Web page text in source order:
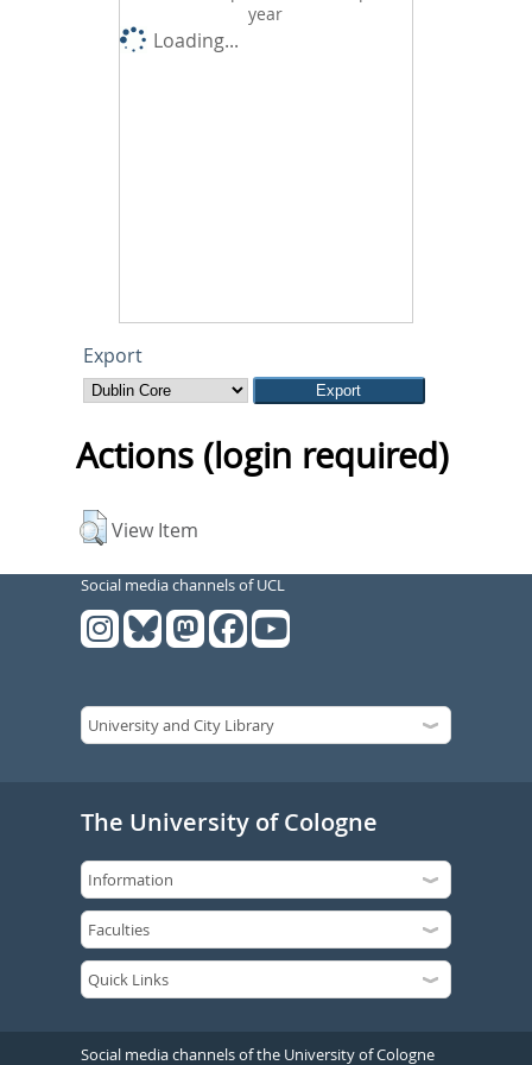
year
Loading...
Export
Actions (login required)
View Item
Social media channels of UCL
The University of Cologne
Social media channels of the University of Cologne